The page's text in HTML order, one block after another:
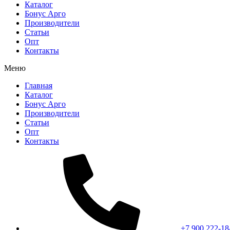
Каталог
Бонус Арго
Производители
Статьи
Опт
Контакты
Меню
Главная
Каталог
Бонус Арго
Производители
Статьи
Опт
Контакты
+7 900 222-